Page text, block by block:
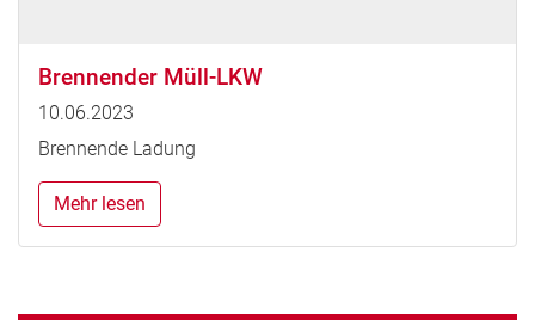
Brennender Müll-LKW
10.06.2023
Brennende Ladung
Mehr lesen